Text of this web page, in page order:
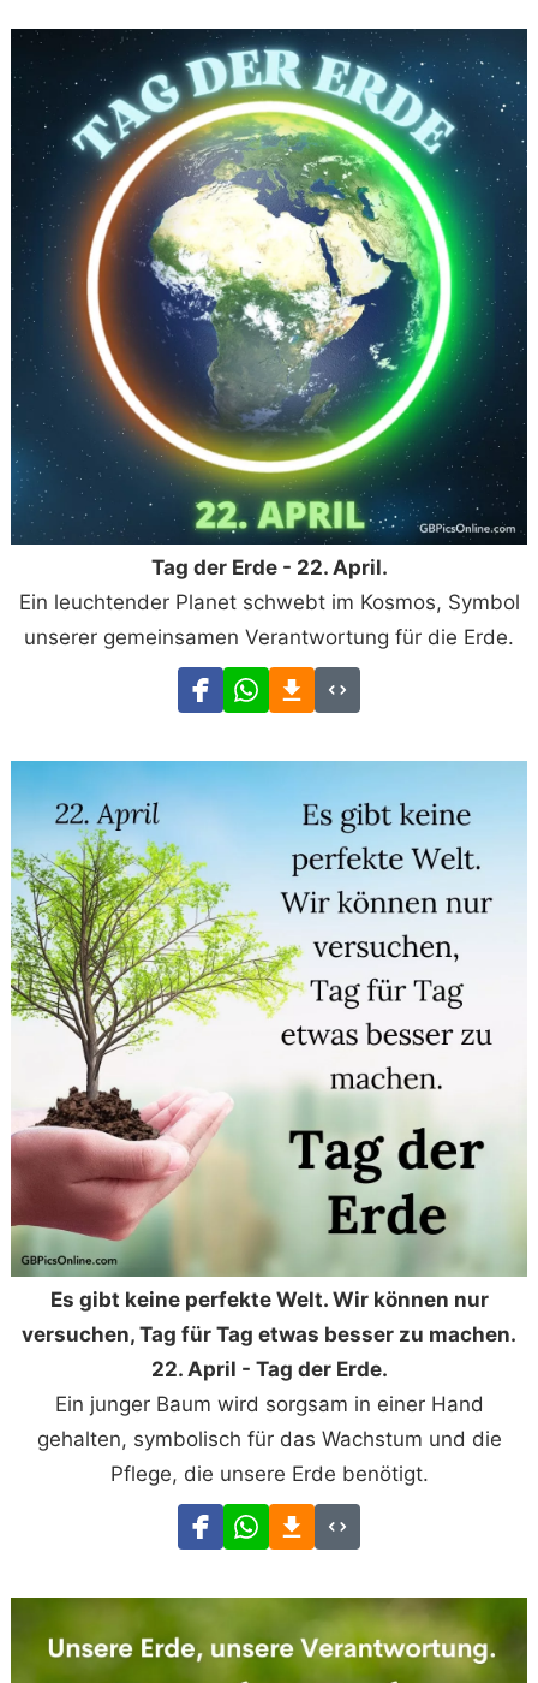
Tag der Erde - 22. April.
Ein leuchtender Planet schwebt im Kosmos, Symbol
unserer gemeinsamen Verantwortung für die Erde.
Es gibt keine perfekte Welt. Wir können nur
versuchen, Tag für Tag etwas besser zu machen.
22. April - Tag der Erde.
Ein junger Baum wird sorgsam in einer Hand
gehalten, symbolisch für das Wachstum und die
Pflege, die unsere Erde benötigt.